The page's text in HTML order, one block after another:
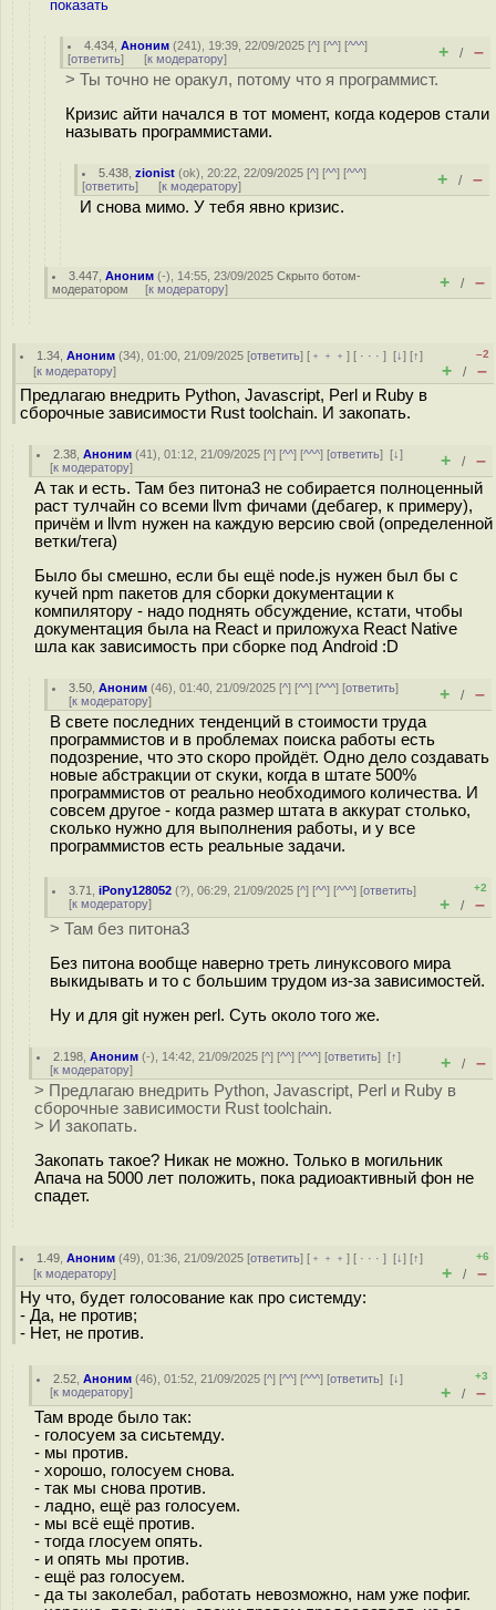
показать
4.434 ,Аноним (241), 19:39, 22/09/2025 [^] [^^] [^^^]
[ответить] [к модератору] + / –
> Ты точно не оракул, потому что я программист.
Кризис айти начался в тот момент, когда кодеров стали
называть программистами.
5.438 ,zionist (ok), 20:22, 22/09/2025 [^] [^^] [^^^]
[ответить] [к модератору] + / –
И снова мимо. У тебя явно кризис.
3.447 ,Аноним (-), 14:55, 23/09/2025Скрыто ботом-
модератором [к модератору] + / –
1.34 ,Аноним (34), 01:00, 21/09/2025 [ответить] [ ﹢﹢﹢] [ · · ·][↓] [↑]
[к модератору]
–2
+ / –
Предлагаю внедрить Python, Javascript, Perl и Ruby в
сборочные зависимости Rust toolchain. И закопать.
2.38 ,Аноним (41), 01:12, 21/09/2025 [^] [^^] [^^^] [ответить][↓]
[к модератору] + / –
А так и есть. Там без питона3 не собирается полноценный
раст тулчайн со всеми llvm фичами (дебагер, к примеру),
причём и llvm нужен на каждую версию свой (определенной
ветки/тега)
Было бы смешно, если бы ещё node.js нужен был бы с
кучей npm пакетов для сборки документации к
компилятору - надо поднять обсуждение, кстати, чтобы
документация была на React и приложуха React Native
шла как зависимость при сборке под Android :D
3.50 ,Аноним (46), 01:40, 21/09/2025 [^] [^^] [^^^] [ответить]
[к модератору] + / –
В свете последних тенденций в стоимости труда
программистов и в проблемах поиска работы есть
подозрение, что это скоро пройдёт. Одно дело создавать
новые абстракции от скуки, когда в штате 500%
программистов от реально необходимого количества. И
совсем другое - когда размер штата в аккурат столько,
сколько нужно для выполнения работы, и у все
программистов есть реальные задачи.
3.71 ,iPony128052 (?), 06:29, 21/09/2025 [^] [^^] [^^^] [ответить]
[к модератору]
+2
+ / –
> Там без питона3
Без питона вообще наверно треть линуксового мира
выкидывать и то с большим трудом из-за зависимостей.
Ну и для git нужен perl. Суть около того же.
2.198 ,Аноним (-), 14:42, 21/09/2025 [^] [^^] [^^^] [ответить][↑]
[к модератору] + / –
> Предлагаю внедрить Python, Javascript, Perl и Ruby в
сборочные зависимости Rust toolchain.
> И закопать.
Закопать такое? Никак не можно. Только в могильник
Апача на 5000 лет положить, пока радиоактивный фон не
спадет.
1.49 ,Аноним (49), 01:36, 21/09/2025 [ответить] [ ﹢﹢﹢] [ · · ·][↓] [↑]
[к модератору]
+6
+ / –
Ну что, будет голосование как про системду:
- Да, не против;
- Нет, не против.
2.52 ,Аноним (46), 01:52, 21/09/2025 [^] [^^] [^^^] [ответить][↓]
[к модератору]
+3
+ / –
Там вроде было так:
- голосуем за сисьтемду.
- мы против.
- хорошо, голосуем снова.
- так мы снова против.
- ладно, ещё раз голосуем.
- мы всё ещё против.
- тогда глосуем опять.
- и опять мы против.
- ещё раз голосуем.
- да ты заколебал, работать невозможно, нам уже пофиг.